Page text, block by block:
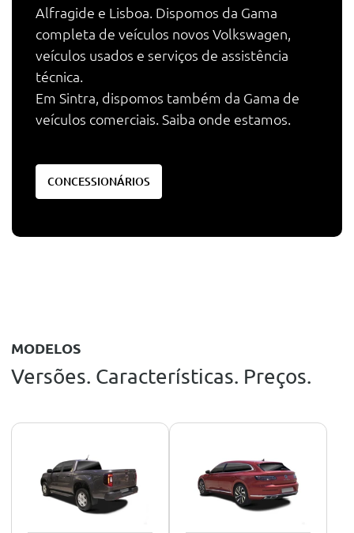
Alfragide e Lisboa. Dispomos da Gama
completa de veículos novos Volkswagen,
veículos usados e serviços de assistência
técnica.
Em Sintra, dispomos também da Gama de
veículos comerciais. Saiba onde estamos.
CONCESSIONÁRIOS
MODELOS
Versões. Características. Preços.